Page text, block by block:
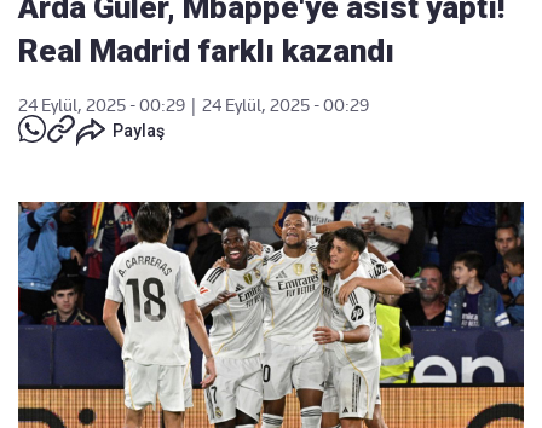
Arda Güler, Mbappe'ye asist yaptı!
Real Madrid farklı kazandı
24 Eylül, 2025 - 00:29
24 Eylül, 2025 - 00:29
Paylaş